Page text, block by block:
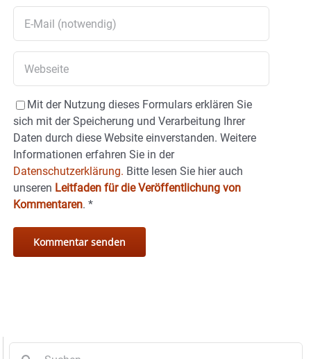
Mit der Nutzung dieses Formulars erklären Sie
sich mit der Speicherung und Verarbeitung Ihrer
Daten durch diese Website einverstanden. Weitere
Informationen erfahren Sie in der
Datenschutzerklärung. Bitte lesen Sie hier auch
unseren Leitfaden für die Veröffentlichung von
Kommentaren. *